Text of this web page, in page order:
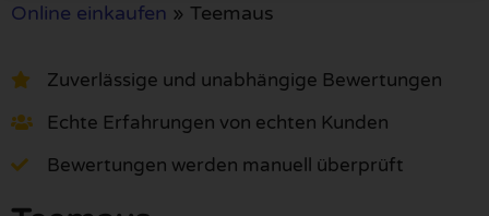
Online einkaufen » Teemaus
Zuverlässige und unabhängige Bewertungen
Echte Erfahrungen von echten Kunden
Bewertungen werden manuell überprüft